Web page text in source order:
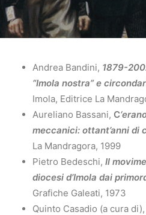
Andrea Bandini, 1879-
“Imola nostra” e
Imola, Editrice La
Aureliano Bassani, C
meccanici: ottant’anni di
La Mandragora, 1999
Pietro Bedeschi, Il
diocesi d’Imola dai
Grafiche Galeati, 1973
Quinto Casadio (a cura di),